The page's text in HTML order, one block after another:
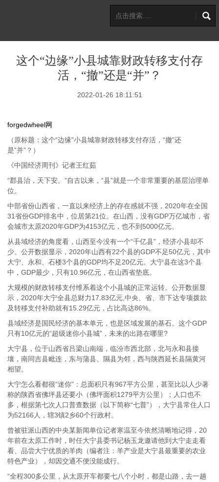
这个“边缘”小县城靠财政转移支付存
活，“撤”还是“并”？
2022-01-26 18:11:51
forgedwheel网
（原标题：这个“边缘”小县城靠财政转移支付存活，“撤”还
是“并”？）
《中国经济周刊》记者王红茹
“郡县治，天下安。”自古以来，“县”就是一个非常重要的基层治理单
位。
中部省份山西省，一直以来经济上的存在感就不强，2020年在全国
31省份GDP排名中，位居第21位。在山西，没有GDP万亿城市，省
会城市太原2020年GDP为4153亿元，也不到5000亿元。
从县域经济的角度看，山西至今没有一个“千亿县”，经济小县却不
少。公开数据显示，2020年山西有22个县的GDP不足50亿元，其中
大宁、永和、石楼3个县的GDP均不足20亿元。大宁县在这3个县
中，GDP最少，只有10.96亿元，在山西省垫底。
大规模的财政转移支付维系着这个小县城的正常运转。公开数据显
示，2020年大宁全县总财力17.83亿元,中央、省、市下达专项拨款
及转移支付补助就有15.29亿元，占比高达86%。
县域经济是国民经济的基本单元，也是区域发展的基石。这个GDP
只有10亿元的“超级迷你小县城”，未来的出路在哪里?
大宁县，位于山西省吕梁山南端，临汾市西北部，北与永和县接
壤，南同吉县毗连，东与蒲县、隰县为邻，西与陕西延长县隔黄河
相望。
大宁怎么看都很“迷你”：总面积只有967平方公里，甚至比以人少著
称的陕西省佛坪县还要小（佛坪面积1279平方公里）；人口也不
多，根据第七次人口普查数据（以下简称“七普”），大宁县常住人口
为52166人，辖3镇2乡60个行政村。
曾被驻派山西的中央某新闻单位记者寒温至今依然清晰地记得，20
年前在太原工作时，时任大宁县委书记杨玉龙邀请他到大宁走走看
看、品尝大宁优质的羊肉（编者注：羊产业是大宁县最重要的农业
特色产业），却因交通不便没能成行。
“全程300多公里，从太原开车都要七八个小时，都是山路，去一趟